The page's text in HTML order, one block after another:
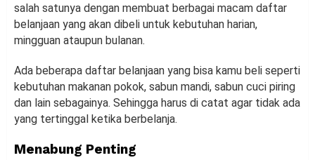
salah satunya dengan membuat berbagai macam daftar
belanjaan yang akan dibeli untuk kebutuhan harian,
mingguan ataupun bulanan.
Ada beberapa daftar belanjaan yang bisa kamu beli seperti
kebutuhan makanan pokok, sabun mandi, sabun cuci piring
dan lain sebagainya. Sehingga harus di catat agar tidak ada
yang tertinggal ketika berbelanja.
Menabung Penting